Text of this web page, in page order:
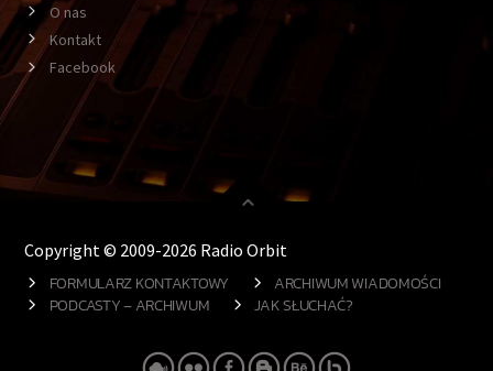
O nas
Kontakt
Facebook
Copyright © 2009-2026 Radio Orbit
FORMULARZ KONTAKTOWY
ARCHIWUM WIADOMOŚCI
PODCASTY – ARCHIWUM
JAK SŁUCHAĆ?